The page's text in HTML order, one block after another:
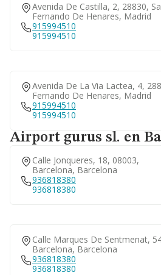
Avenida De Castilla, 2, 28830,
Fernando De Henares, Madrid
915994510
915994510
Avenida De La Via Lactea, 4,
Fernando De Henares, Madrid
915994510
915994510
Airport gurus sl. en
Calle Jonqueres, 18, 08003,
Barcelona, Barcelona
936818380
936818380
Calle Marques De Sentmenat,
Barcelona, Barcelona
936818380
936818380